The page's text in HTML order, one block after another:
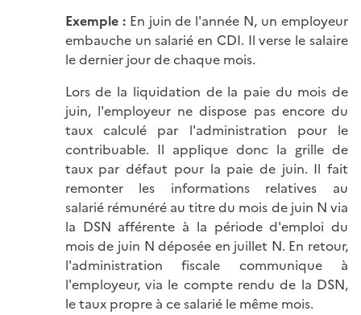
Exemple : En juin de l'année N, un employeur
embauche un salarié en CDI. Il verse le salaire
le dernier jour de chaque mois.
Lors de la liquidation de la paie du mois de
juin, l'employeur ne dispose pas encore du
taux calculé par l'administration pour le
contribuable. Il applique donc la grille de
taux par défaut pour la paie de juin. Il fait
remonter les informations relatives au
salarié rémunéré au titre du mois de juin N via
la DSN afférente à la période d'emploi du
mois de juin N déposée en juillet N. En retour,
l'administration fiscale communique à
l'employeur, via le compte rendu de la DSN,
le taux propre à ce salarié le même mois.